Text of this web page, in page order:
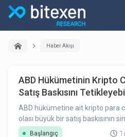
Haber Akışı
ABD Hükümetinin Kripto
Satış Baskısını
ABD hükümetine ait kripto para
olası büyük bir satış baskısının
Başlangıç